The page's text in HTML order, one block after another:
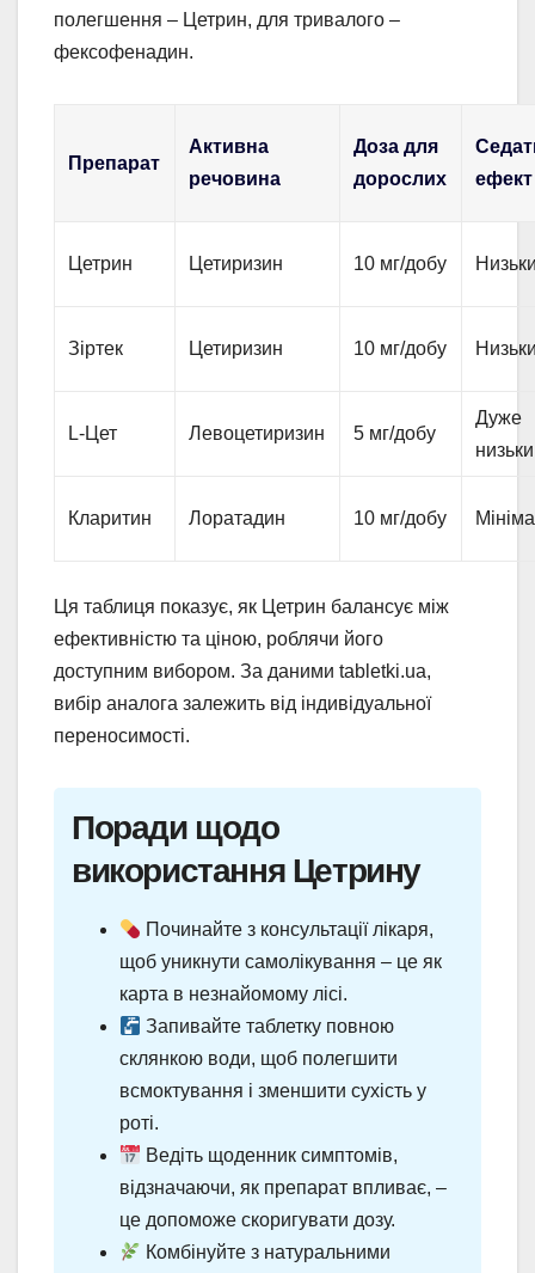
полегшення – Цетрин, для тривалого –
фексофенадин.
Препарат
Активна
речовина
Доза для
дорослих
ефект
Цетрин Цетиризин 10 мг/добу
Зіртек Цетиризин 10 мг/добу
L-Цет Левоцетиризин 5 мг/добу
Дуже
Кларитин Лоратадин 10 мг/добу
Ця таблиця показує, як Цетрин балансує між
ефективністю та ціною, роблячи його
доступним вибором. За даними tabletki.ua,
вибір аналога залежить від індивідуальної
переносимості.
Поради щодо
використання Цетрину
Починайте з консультації лікаря,
щоб уникнути самолікування – це як
карта в незнайомому лісі.
Запивайте таблетку повною
склянкою води, щоб полегшити
всмоктування і зменшити сухість у
роті.
Ведіть щоденник симптомів,
відзначаючи, як препарат впливає, –
це допоможе скоригувати дозу.
Комбінуйте з натуральними